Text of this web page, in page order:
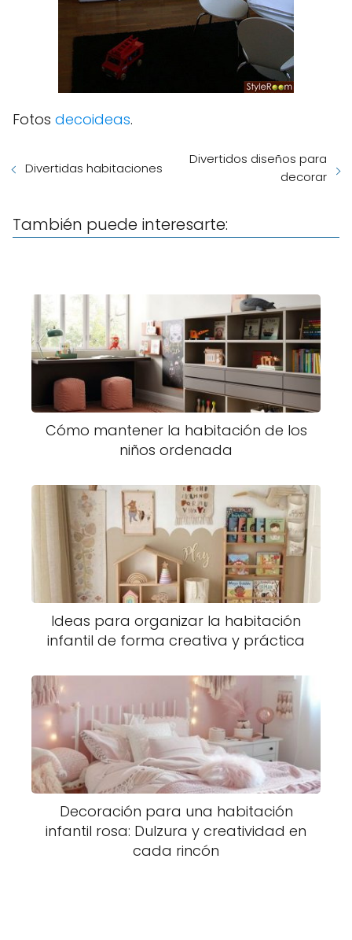
Fotos decoideas.
Divertidas habitaciones
Divertidos diseños para
decorar
También puede interesarte:
Cómo mantener la habitación de los
niños ordenada
Ideas para organizar la habitación
infantil de forma creativa y práctica
Decoración para una habitación
infantil rosa: Dulzura y creatividad en
cada rincón